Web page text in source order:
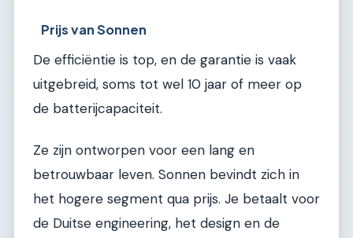
Prijs van Sonnen
De efficiëntie is top, en de garantie is vaak
uitgebreid, soms tot wel 10 jaar of meer op
de batterijcapaciteit.
Ze zijn ontworpen voor een lang en
betrouwbaar leven. Sonnen bevindt zich in
het hogere segment qua prijs. Je betaalt voor
de Duitse engineering, het design en de